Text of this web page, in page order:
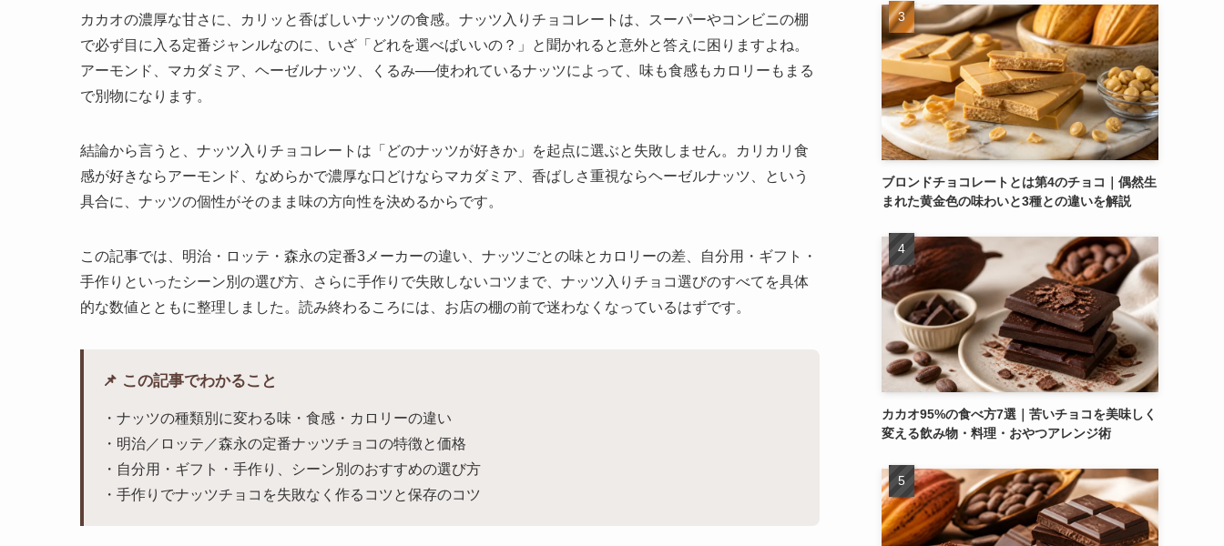
カカオの濃厚な甘さに、カリッと香ばしいナッツの食感。ナッツ入りチョコレートは、スーパーやコンビニの棚
で必ず目に入る定番ジャンルなのに、いざ「どれを選べばいいの？」と聞かれると意外と答えに困りますよね。
アーモンド、マカダミア、ヘーゼルナッツ、くるみ──使われているナッツによって、味も食感もカロリーもまる
で別物になります。
結論から言うと、ナッツ入りチョコレートは「どのナッツが好きか」を起点に選ぶと失敗しません。カリカリ食
感が好きならアーモンド、なめらかで濃厚な口どけならマカダミア、香ばしさ重視ならヘーゼルナッツ、という
具合に、ナッツの個性がそのまま味の方向性を決めるからです。
この記事では、明治・ロッテ・森永の定番3メーカーの違い、ナッツごとの味とカロリーの差、自分用・ギフト・
手作りといったシーン別の選び方、さらに手作りで失敗しないコツまで、ナッツ入りチョコ選びのすべてを具体
的な数値とともに整理しました。読み終わるころには、お店の棚の前で迷わなくなっているはずです。
📌 この記事でわかること
・ナッツの種類別に変わる味・食感・カロリーの違い
・明治／ロッテ／森永の定番ナッツチョコの特徴と価格
・自分用・ギフト・手作り、シーン別のおすすめの選び方
・手作りでナッツチョコを失敗なく作るコツと保存のコツ
ブロンドチョコレートとは第4のチョコ｜偶然生
まれた黄金色の味わいと3種との違いを解説
カカオ95%の食べ方7選｜苦いチョコを美味しく
変える飲み物・料理・おやつアレンジ術